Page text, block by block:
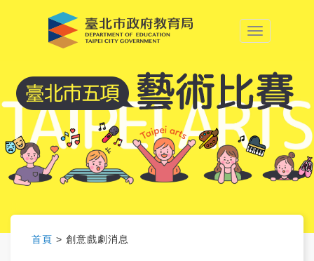
中央內容區塊
首頁 > 創意戲劇消息